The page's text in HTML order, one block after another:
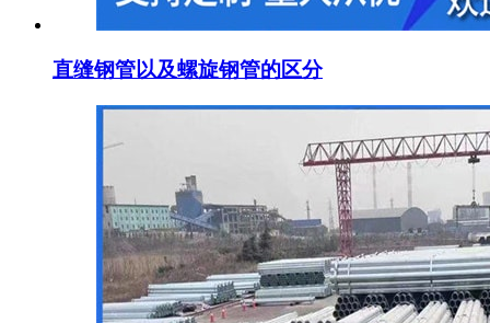
直缝钢管以及螺旋钢管的区分